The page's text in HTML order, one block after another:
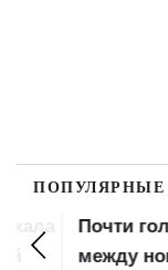
ПОПУЛЯРНЫЕ
Почти
между